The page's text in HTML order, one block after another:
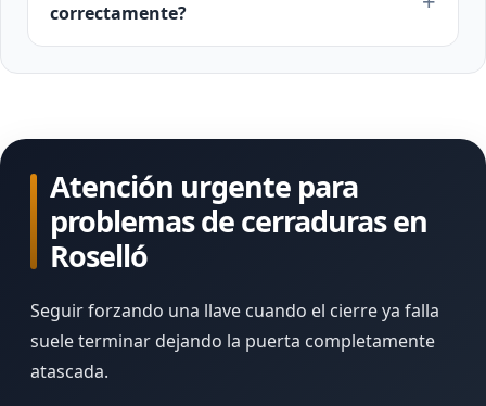
correctamente?
Atención urgente para
problemas de cerraduras en
Roselló
Seguir forzando una llave cuando el cierre ya falla
suele terminar dejando la puerta completamente
atascada.